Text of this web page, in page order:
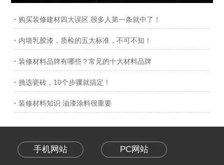
· 购买装修建材四大误区 很多人第一条就中了！
· 内墙乳胶漆，质检的五大标准，不可不知！
· 装修材料品牌有哪些？常见的十大材料品牌
· 挑选瓷砖，10个步骤就搞定！
· 装修材料知识 油漆涂料很重要
手机网站 PC网站